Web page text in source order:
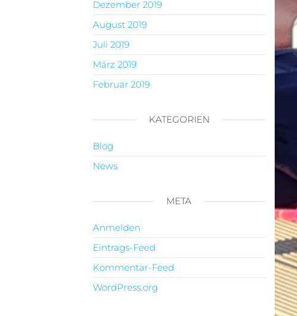
Dezember 2019
August 2019
Juli 2019
März 2019
Februar 2019
KATEGORIEN
Blog
News
META
Anmelden
Eintrags-Feed
Kommentar-Feed
WordPress.org